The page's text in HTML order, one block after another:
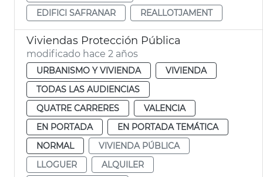
EDIFICI SAFRANAR
REALLOTJAMENT
Viviendas Protección Pública
modificado hace 2 años
URBANISMO Y VIVIENDA
VIVIENDA
TODAS LAS AUDIENCIAS
QUATRE CARRERES
VALENCIA
EN PORTADA
EN PORTADA TEMÁTICA
NORMAL
VIVIENDA PÚBLICA
LLOGUER
ALQUILER